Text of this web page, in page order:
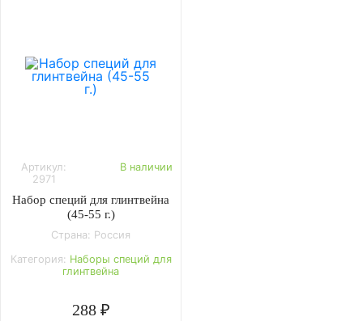
Артикул:
2971
В наличии
Набор специй для глинтвейна
(45-55 г.)
Страна: Россия
Категория: Наборы специй для
глинтвейна
288 ₽